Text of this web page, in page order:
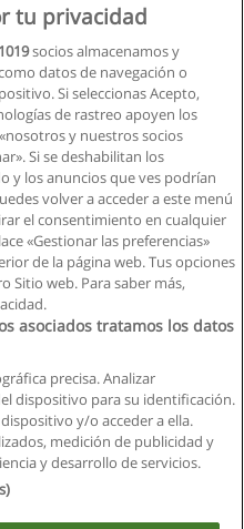
Fijos
Básica
datos
Educaedu
S.L. - CIF : B-95610580: -
tu privacidad
1019socios almacenamos y
datos de navegación o
Si seleccionas Acepto,
de rastreo apoyen los
y nuestros socios
Si se deshabilitan los
y los anuncios que ves podrían
volver a acceder a este menú
el consentimiento en cualquier
«Gestionar las preferencias»
de la página web. Tus opciones
Sitio web. Para saber más,
asociados tratamos los datos
precisa. Analizar
dispositivo para su identificación.
y/o acceder a ella.
medición de publicidad y
y desarrollo de servicios.